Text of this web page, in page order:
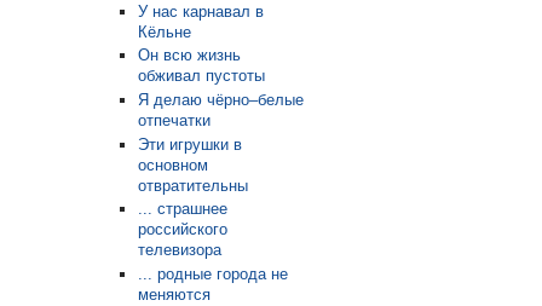
У нас карнавал в
Кёльне
Он всю жизнь
обживал пустоты
Я делаю чёрно–белые
отпечатки
Эти игрушки в
основном
отвратительны
... страшнее
российского
телевизора
... родные города не
меняются